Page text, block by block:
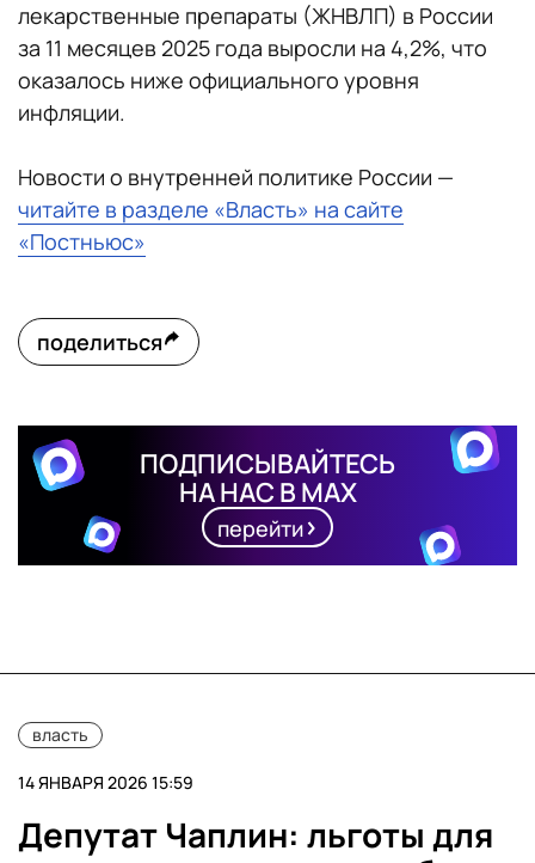
лекарственные препараты (ЖНВЛП) в России
за 11 месяцев 2025 года выросли на 4,2%, что
оказалось ниже официального уровня
инфляции.
Новости о внутренней политике России —
читайте в разделе «Власть» на сайте
«Постньюс»
поделиться
ПОДПИСЫВАЙТЕСЬ
НА НАС В MAX
перейти
власть
14 ЯНВАРЯ 2026 15:59
Депутат Чаплин: льготы для